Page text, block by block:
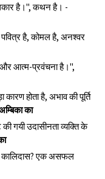
है।", कथन है। -
पवित्र है, कोमल है, अनश्वर
आत्म-प्रवंचना है।",
होता है, अभाव की पूर्ति
का
गयी उदासीनता व्यक्ति के
कालिदास? एक असफल